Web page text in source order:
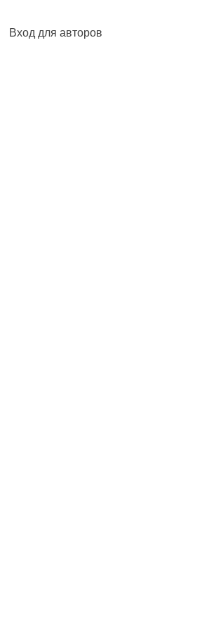
Вход для авторов